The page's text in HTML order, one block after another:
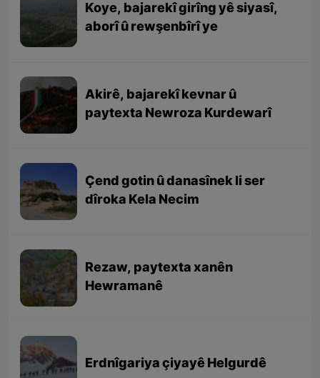
Koye, bajarekî girîng yê siyasî,
aborî û rewşenbîrî ye
Akirê, bajarekî kevnar û
paytexta Newroza Kurdewarî
Çend gotin û danasînek li ser
dîroka Kela Necim
Rezaw, paytexta xanên
Hewramanê
Erdnîgariya çiyayê Helgurdê